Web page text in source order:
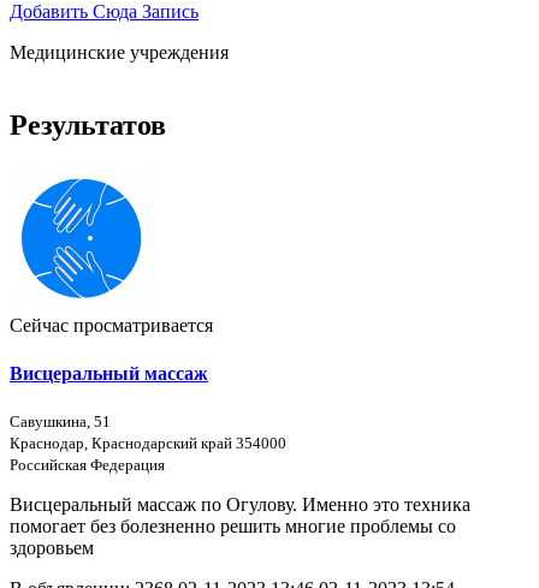
Добавить Сюда Запись
Медицинские учреждения
Результатов
Сейчас просматривается
Висцеральный массаж
Савушкина, 51
Краснодар, Краснодарский край 354000
Российская Федерация
Висцеральный массаж по Огулову. Именно это техника
помогает без болезненно решить многие проблемы со
здоровьем